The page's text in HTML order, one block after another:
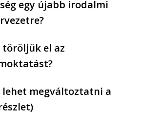
egy újabb irodalmi
töröljük el az
lehet megváltoztatni a